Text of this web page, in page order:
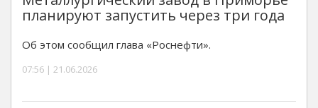
планируют запустить через три года
Об этом сообщил глава «Роснефти».
07:56 | 21.06.2026